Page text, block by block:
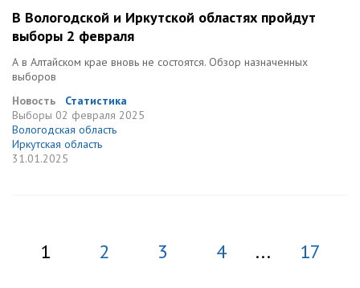
В Вологодской и Иркутской областях пройдут
выборы 2 февраля
А в Алтайском крае вновь не состоятся. Обзор назначенных
выборов
Новость
Статистика
Выборы 02 февраля 2025
Вологодская область
Иркутская область
31.01.2025
1 2 3 4 ... 17